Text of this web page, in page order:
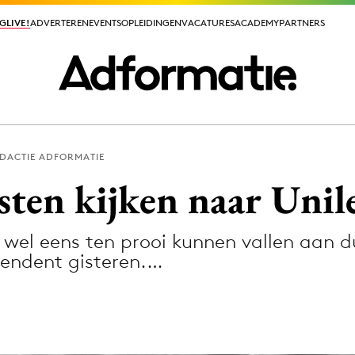
ADVERTERENEVENTSOPLEIDINGENVACATURESACADEMYPARTNERS
ADVERTERENEVENTSOPLEIDINGENVACATURESACADEMYPARTNERS
ADFORMATIE
kijken naar
eens ten prooi kunnen vallen aan
gisteren.…